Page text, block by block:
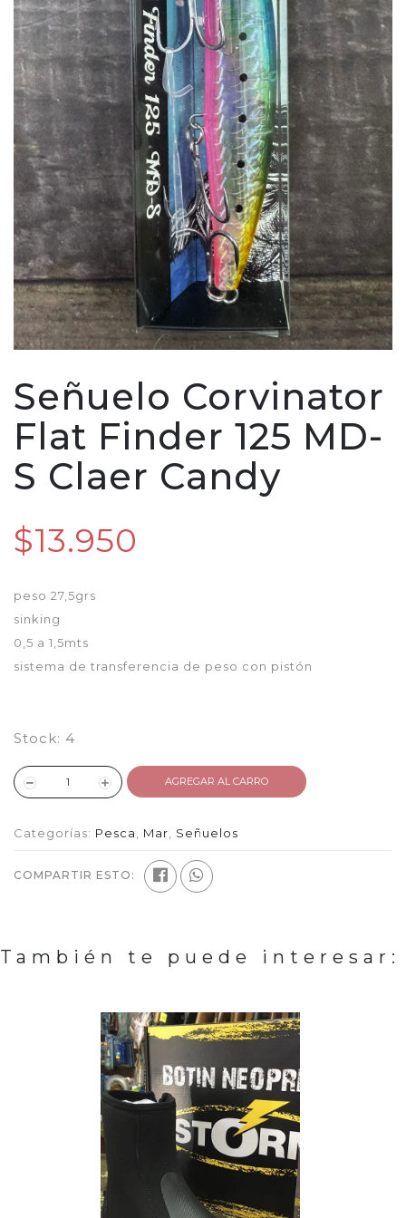
Señuelo Corvinator
Flat Finder 125 MD-
S Claer Candy
$13.950
peso 27,5grs
sinking
0,5 a 1,5mts
sistema de transferencia de peso con pistón
Stock: 4
AGREGAR AL CARRO
Categorías: Pesca Mar Señuelos
COMPARTIR ESTO:
También te puede interesar: